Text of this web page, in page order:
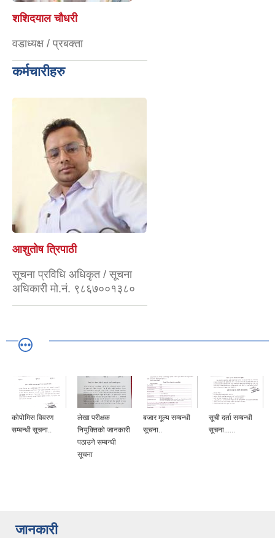
शशिदयाल चौधरी
वडाध्यक्ष / प्रबक्ता
कर्मचारीहरु
आशुताेष त्रिपाठी
सूचना प्रविधि अधिकृत / सूचना
अधिकारी मो.नं. ९८६७००१३८०
कोपोमिस विवरण
सम्बन्धी सूचना..
लेखा परीक्षक
नियुक्तिको जानकारी
पठाउने सम्बन्धी
सूचना
बजार मूल्य सम्बन्धी
सूचना..
सूची दर्ता सम्बन्धी
सूचना......
जानकारी